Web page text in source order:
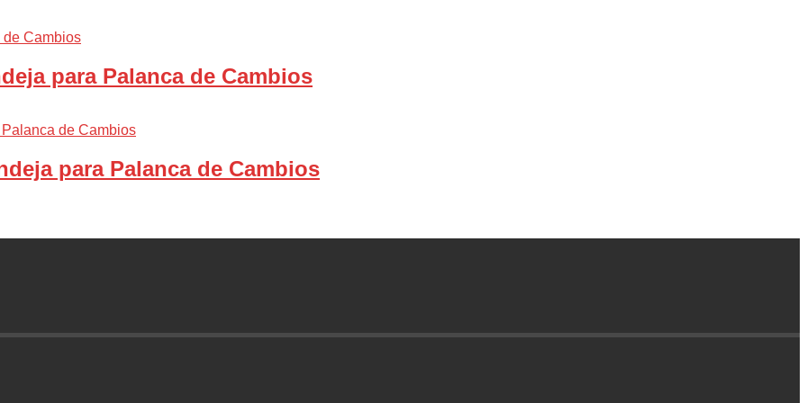
para Palanca de Cambios
para Palanca de Cambios